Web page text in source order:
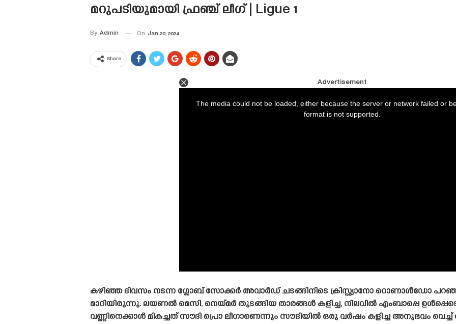
മറുപടിയുമായി ഫ്രഞ്ച് ലീഗ് | Ligue 1
By Admin On Jan 20, 2024
Share
Advertisement
The media could not be loaded, either because the server or network failed or
format is not supported.
കഴിഞ്ഞ ദിവസം നടന്ന ഗ്ലോബ് സോക്കർ അവാർഡ് ചടങ്ങിനിടെ ക്രിസ്റ്റ്യാനോ റൊണാൾഡോ
മാറിയിരുന്നു. ലയണൽ മെസി, നെയ്‌മർ തുടങ്ങിയ താരങ്ങൾ കളിച്ച, നിലവിൽ എംബാപ്പെ
വണ്ണിനെക്കാൾ മികച്ചത് സൗദി പ്രൊ ലീഗാണെന്നും സൗദിയിൽ ഒരു വർഷം കളിച്ച അനുഭവം